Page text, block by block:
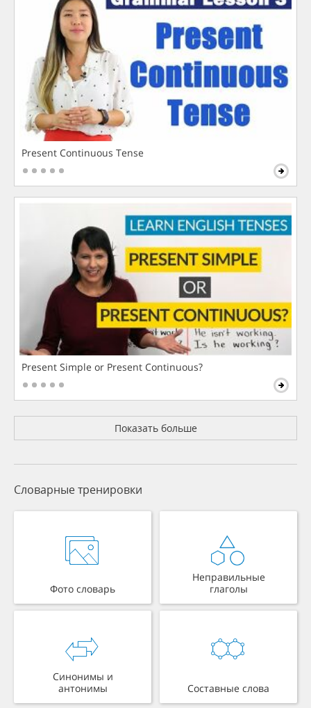
Present Continuous Tense
Present Simple or Present Continuous?
Показать больше
Словарные тренировки
Фото словарь
Неправильные
глаголы
Синонимы и
антонимы
Составные слова